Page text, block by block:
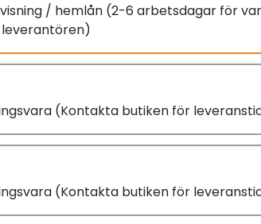
/ hemlån (2-6 arbetsdagar för
leverantören)
(Kontakta butiken för
(Kontakta butiken för